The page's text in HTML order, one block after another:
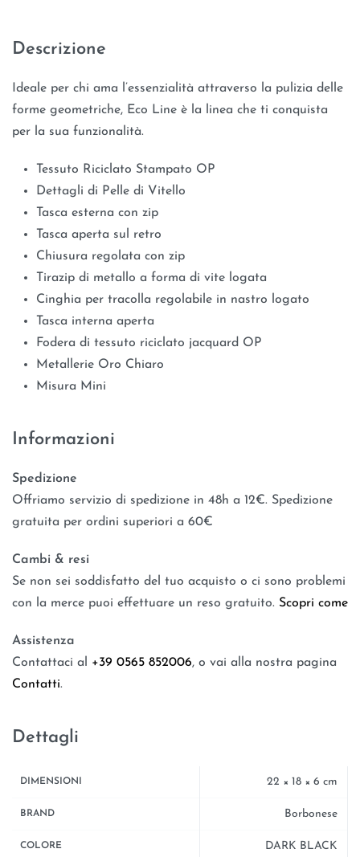
Descrizione
Ideale per chi ama l’essenzialità attraverso la pulizia delle
forme geometriche, Eco Line è la linea che ti conquista
per la sua funzionalità.
Tessuto Riciclato Stampato OP
Dettagli di Pelle di Vitello
Tasca esterna con zip
Tasca aperta sul retro
Chiusura regolata con zip
Tirazip di metallo a forma di vite logata
Cinghia per tracolla regolabile in nastro logato
Tasca interna aperta
Fodera di tessuto riciclato jacquard OP
Metallerie Oro Chiaro
Misura Mini
Informazioni
Spedizione
Offriamo servizio di spedizione in 48h a 12€. Spedizione
gratuita per ordini superiori a 60€
Cambi & resi
Se non sei soddisfatto del tuo acquisto o ci sono problemi
con la merce puoi effettuare un reso gratuito. Scopri come
Assistenza
Contattaci al +39 0565 852006, o vai alla nostra pagina
Contatti.
Dettagli
DIMENSIONI 22 × 18 × 6 cm
BRAND Borbonese
COLORE DARK BLACK